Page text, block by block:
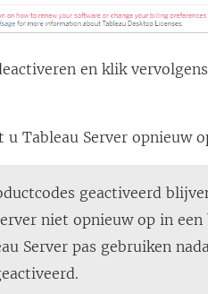
en klik
Tableau Server opnieuw
geactiveerd
niet opnieuw op in een
Server pas gebruiken